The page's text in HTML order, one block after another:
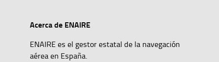
Acerca de ENAIRE
ENAIRE es el gestor estatal de la navegación
aérea en España.